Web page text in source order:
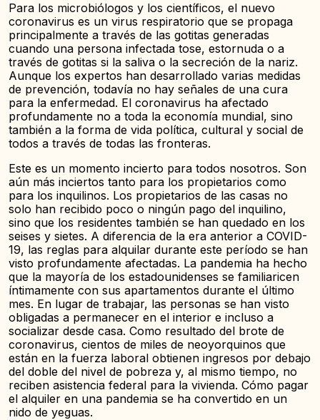
Para los microbiólogos y los científicos, el nuevo
coronavirus es un virus respiratorio que se propaga
principalmente a través de las gotitas generadas
cuando una persona infectada tose, estornuda o a
través de gotitas si la saliva o la secreción de la nariz.
Aunque los expertos han desarrollado varias medidas
de prevención, todavía no hay señales de una cura
para la enfermedad. El coronavirus ha afectado
profundamente no a toda la economía mundial, sino
también a la forma de vida política, cultural y social de
todos a través de todas las fronteras.
Este es un momento incierto para todos nosotros. Son
aún más inciertos tanto para los propietarios como
para los inquilinos. Los propietarios de las casas no
solo han recibido poco o ningún pago del inquilino,
sino que los residentes también se han quedado en los
seises y sietes. A diferencia de la era anterior a COVID-
19, las reglas para alquilar durante este período se han
visto profundamente afectadas. La pandemia ha hecho
que la mayoría de los estadounidenses se familiaricen
íntimamente con sus apartamentos durante el último
mes. En lugar de trabajar, las personas se han visto
obligadas a permanecer en el interior e incluso a
socializar desde casa. Como resultado del brote de
coronavirus, cientos de miles de neoyorquinos que
están en la fuerza laboral obtienen ingresos por debajo
del doble del nivel de pobreza y, al mismo tiempo, no
reciben asistencia federal para la vivienda. Cómo pagar
el alquiler en una pandemia se ha convertido en un
nido de yeguas.